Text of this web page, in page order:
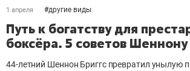
1 апреля #другие виды
Путь к богатству для
боксёра. 5 советов Шеннону
44-летний Шеннон Бриггс превратил унылую